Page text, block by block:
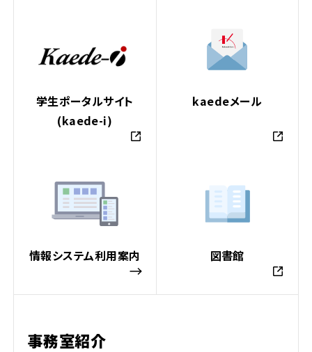
学生ポータルサイト
(kaede-i)
kaedeメール
情報システム利用案内 図書館
事務室紹介